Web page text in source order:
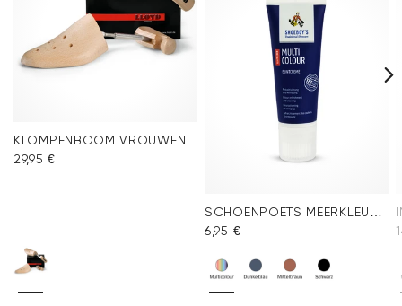
KLOMPENBOOM VROUWEN
29,95 €
SCHOENPOETS MEERKLEURIG
6,95 €